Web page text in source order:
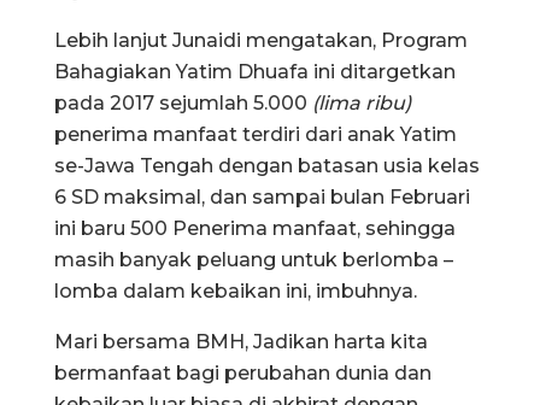
Lebih lanjut Junaidi mengatakan, Program
Bahagiakan Yatim Dhuafa ini ditargetkan
pada 2017 sejumlah 5.000 (lima ribu)
penerima manfaat terdiri dari anak Yatim
se-Jawa Tengah dengan batasan usia kelas
6 SD maksimal, dan sampai bulan Februari
ini baru 500 Penerima manfaat, sehingga
masih banyak peluang untuk berlomba –
lomba dalam kebaikan ini, imbuhnya.
Mari bersama BMH, Jadikan harta kita
bermanfaat bagi perubahan dunia dan